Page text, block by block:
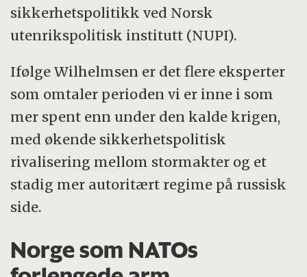
sikkerhetspolitikk ved Norsk
utenrikspolitisk institutt (NUPI).
Ifølge Wilhelmsen er det flere eksperter
som omtaler perioden vi er inne i som
mer spent enn under den kalde krigen,
med økende sikkerhetspolitisk
rivalisering mellom stormakter og et
stadig mer autoritært regime på russisk
side.
Norge som NATOs